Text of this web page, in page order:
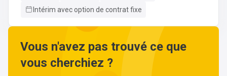
des kilomètres, nous vous offrons la possibilité de
avec des horaires flexibles d'équipes. N'hésitez pas à
postuler sur notre site internet, plus d'informations sur le
profil ci-dessous :
Intérim avec option de contrat fixe
Vous n'avez pas trouvé ce que
vous cherchiez ?